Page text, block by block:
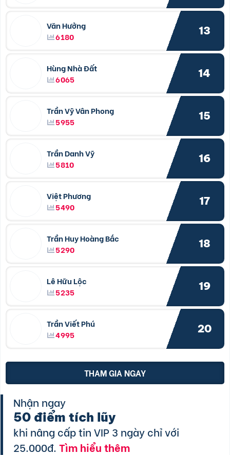
Văn Hưởng
6180
13
Hùng Nhà Đất
6065
14
Trần Vỹ Vân Phong
5955
15
Trần Danh Vỹ
5810
16
Việt Phương
5490
17
Trần Huy Hoàng Bắc
5290
18
Lê Hữu Lộc
5235
19
Trần Viết Phú
4995
20
THAM GIA NGAY
Nhận ngay
50 điểm tích lũy
khi nâng cấp tin VIP 3 ngày chỉ với
25.000đ.Tìm hiểu thêm